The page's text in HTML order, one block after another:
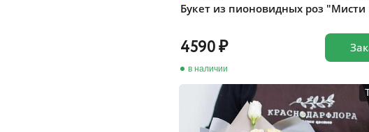
Букет из пионовидных роз "Мисти
4590
в наличии